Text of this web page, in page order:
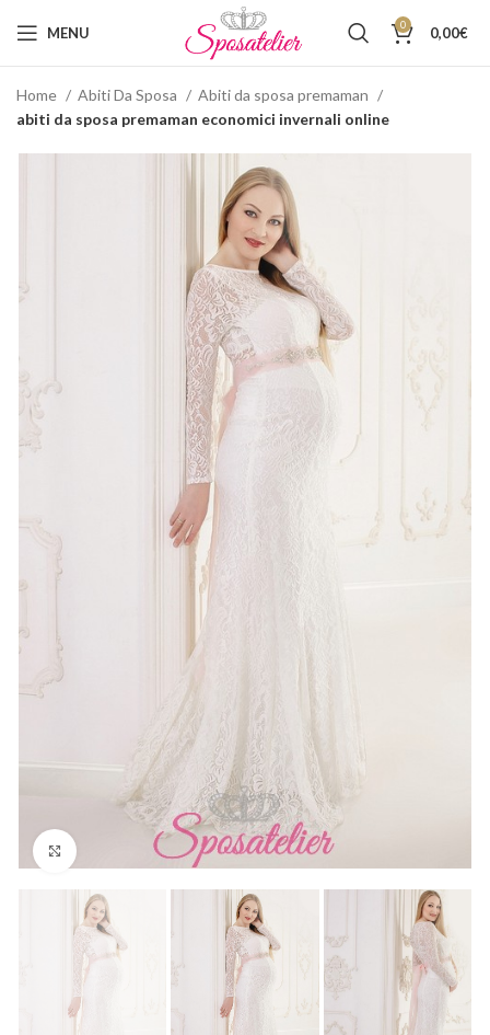
MENU 0 0,00€
Home Abiti Da Sposa
Abiti da sposa premaman
abiti da sposa premaman economici invernali online
Click to enlarge